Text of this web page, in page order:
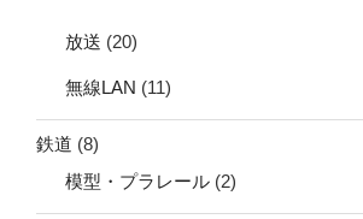
放送 (20)
無線LAN (11)
鉄道 (8)
模型・プラレール (2)